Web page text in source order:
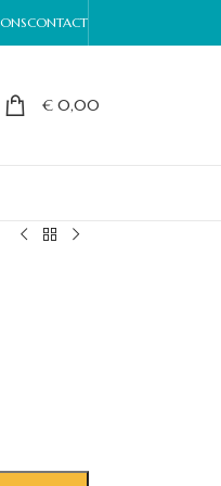
CONTACT
€ 0,00